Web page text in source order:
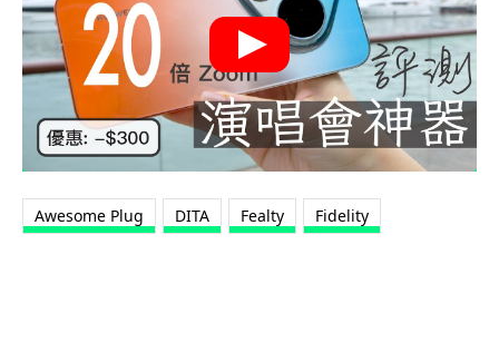
Awesome Plug DITA Fealty Fidelity